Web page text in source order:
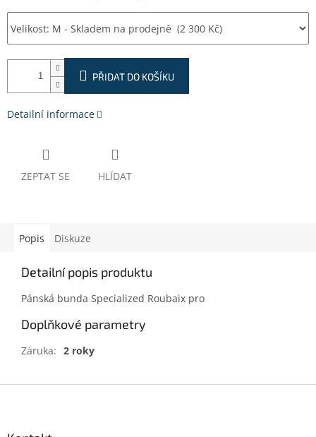
PŘIDAT DO KOŠÍKU
Detailní informace
ZEPTAT SE HLÍDAT
Popis Diskuze
Detailní popis produktu
Pánská bunda Specialized Roubaix pro
Doplňkové parametry
Záruka: 2 roky